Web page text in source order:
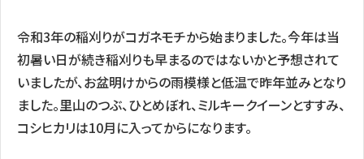
令和3年の稲刈りがコガネモチから始まりました。今年は当
初暑い日が続き稲刈りも早まるのではないかと予想されて
いましたが、お盆明けからの雨模様と低温で昨年並みとなり
ました。里山のつぶ、ひとめぼれ、ミルキークイーンとすすみ、
コシヒカリは10月に入ってからになります。